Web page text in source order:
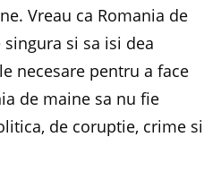
Vreau ca Romania de
si sa isi dea
necesare pentru a face
de maine sa nu fie
de coruptie, crime si